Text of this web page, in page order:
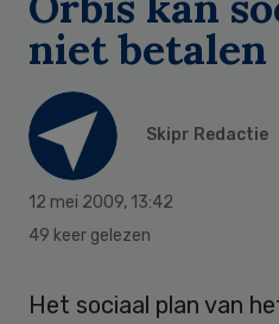
niet betalen
Skipr Redactie
12 mei 2009, 13:42
49 keer gelezen
Het sociaal plan van